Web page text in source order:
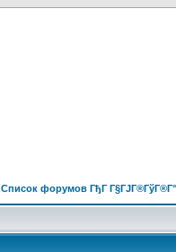
Список форумов ГђГ